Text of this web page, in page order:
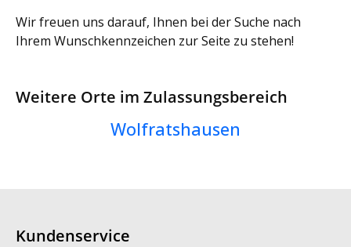
Wir freuen uns darauf, Ihnen bei der Suche nach
Ihrem Wunschkennzeichen zur Seite zu stehen!
Weitere Orte im Zulassungsbereich
Wolfratshausen
Kundenservice